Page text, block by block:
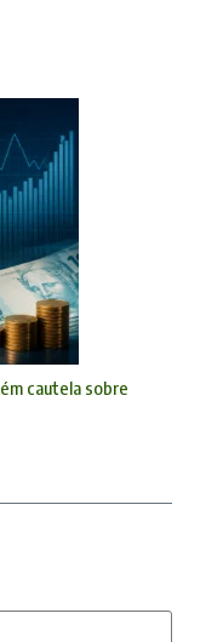
cautela sobre